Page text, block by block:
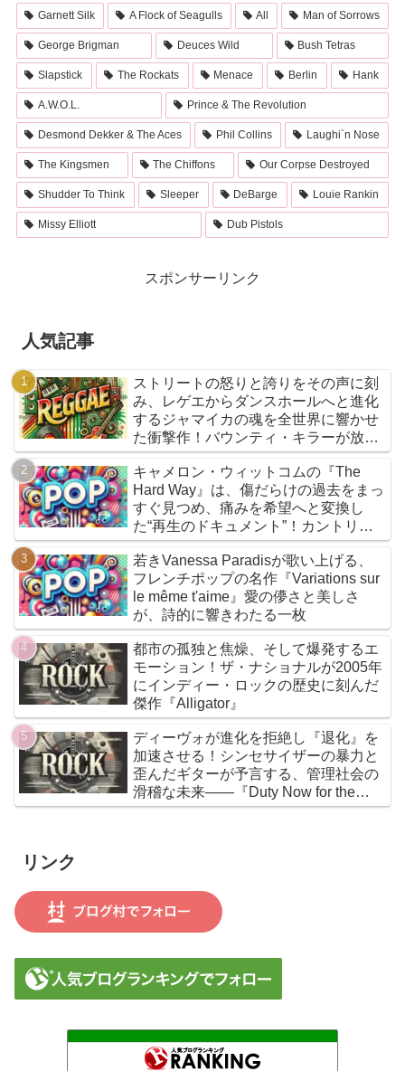
Garnett Silk A Flock of Seagulls All Man of Sorrows
George Brigman Deuces Wild Bush Tetras
Slapstick The Rockats Menace Berlin Hank
A.W.O.L. Prince & The Revolution
Desmond Dekker & The Aces Phil Collins Laughi`n Nose
The Kingsmen The Chiffons Our Corpse Destroyed
Shudder To Think Sleeper DeBarge Louie Rankin
Missy Elliott Dub Pistols
スポンサーリンク
人気記事
ストリートの怒りと誇りをその声に刻
み、レゲエからダンスホールへと進化
するジャマイカの魂を全世界に響かせ
た衝撃作！バウンティ・キラーが放つ
『Bounty Killer』は、貧者の代弁者と
しての信念と、爆音でしか語れないリ
アルな真実を詰め込んだ決定的アルバ
ムだ
キャメロン・ウィットコムの『The
Hard Way』は、傷だらけの過去をまっ
すぐ見つめ、痛みを希望へと変換し
た“再生のドキュメント”！カントリー
とフォークを軸に、荒削りな衝動と繊
細な感情が交差するサウンドは、人生
の遠回りさえも価値ある物語へと昇華
していく
若きVanessa Paradisが歌い上げる、
フレンチポップの名作『Variations sur
le même t'aime』愛の儚さと美しさ
が、詩的に響きわたる一枚
都市の孤独と焦燥、そして爆発するエ
モーション！ザ・ナショナルが2005年
にインディー・ロックの歴史に刻んだ
傑作『Alligator』
ディーヴォが進化を拒絶し『退化』を
加速させる！シンセサイザーの暴力と
歪んだギターが予言する、管理社会の
滑稽な未来――『Duty Now for the
Future』こそがニューウェイヴの真実
リンク